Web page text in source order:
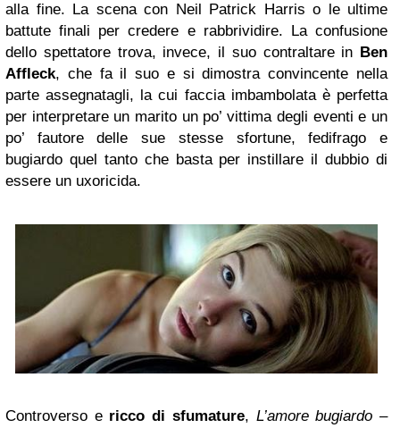
alla fine. La scena con Neil Patrick Harris o le ultime
battute finali per credere e rabbrividire. La confusione
dello spettatore trova, invece, il suo contraltare in Ben
Affleck, che fa il suo e si dimostra convincente nella
parte assegnatagli, la cui faccia imbambolata è perfetta
per interpretare un marito un po’ vittima degli eventi e un
po’ fautore delle sue stesse sfortune, fedifrago e
bugiardo quel tanto che basta per instillare il dubbio di
essere un uxoricida.
Controverso e ricco di sfumature, L’amore bugiardo –